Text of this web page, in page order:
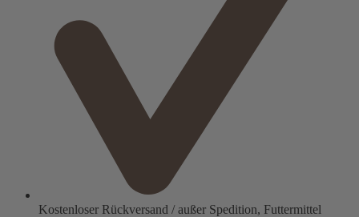
Kostenloser Rückversand / außer Spedition, Futtermittel